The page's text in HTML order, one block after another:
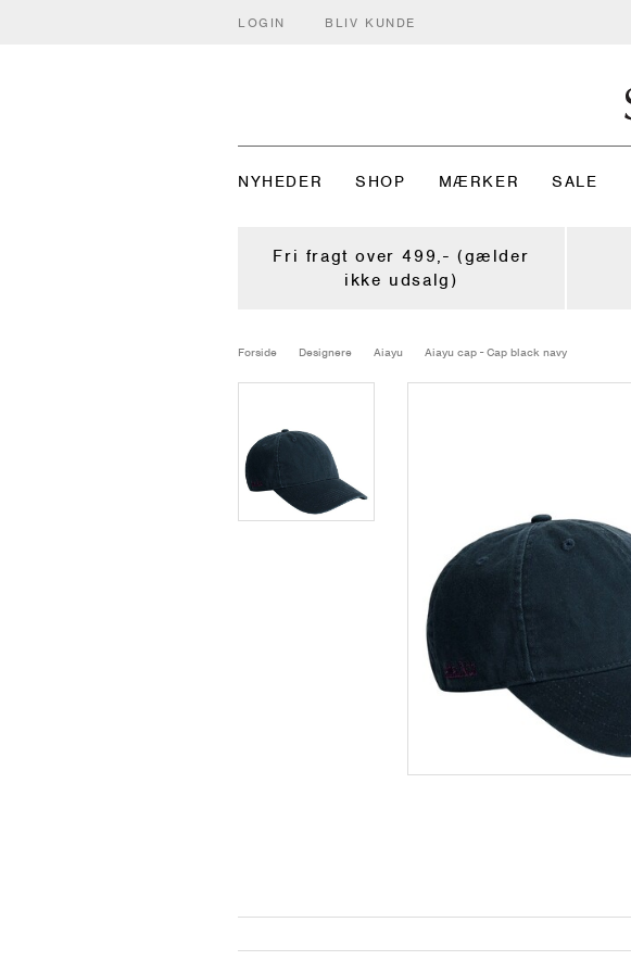
LOGIN BLIV KUNDE
NYHEDER SHOP MÆRKER SALE
Fri fragt over 499,- (gælder
ikke udsalg)
Forside Designere Aiayu Aiayu cap - Cap black navy